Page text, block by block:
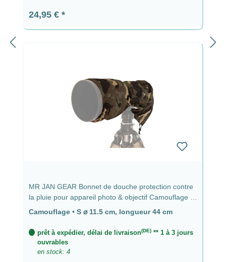
Prix régulier :
24,95 €
MR JAN GEAR Bonnet de douche protection contre
la pluie pour appareil photo & objectif Camouflage -
⌀ 11,5 cm, longueur 44 cm
Camouflage • S ⌀ 11.5 cm, longueur 44 cm
prêt à expédier, délai de livraison(DE)** 1 à 3 jours
ouvrables
en stock: 4